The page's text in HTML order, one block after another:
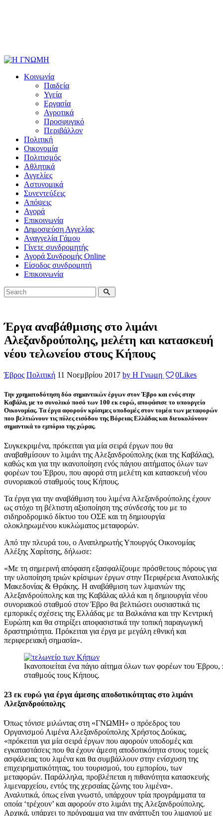
Κοινωνία
Παιδεία
Υγεία
Εργασία
Αγροτικά
Προσφυγικό
Περιβάλλον
Πολιτική
Οικονομία
Πολιτισμός
Αθλητικά
Αγγελίες
Αστυνομικά
Συνεντεύξεις
Απόψεις
Αγορά
Επικοινωνία
Δημοσιεύση Αγγελίας
Αναγγελία Γάμου
Γίνετε συνδρομητής
Αγορά Συνδρομής Online
Είσοδος συνδρομητή
Επικοινωνία
Έργα αναβάθμισης στο λιμάνι
Αλεξανδρούπολης, μελέτη και κατασκευή
νέου τελωνείου στους Κήπους
Έβρος Πολιτική 11 Νοεμβρίου 2017 by Η Γνωμη 0Likes
Την χρηματοδότηση δύο σημαντικών έργων στον Έβρο και ενός στην
Καβάλα, με το συνολικό ποσό των 100 εκ ευρώ, αποφάσισε το υπουργείο
Οικονομίας. Τα έργα αφορούν κρίσιμες υποδομές στον τομέα των μεταφορών
που βελτιώνουν τις πύλες εισόδου της Βόρειας Ελλάδας και διευκολύνουν
σημαντικά το εμπόριο της χώρας.
Συγκεκριμένα, πρόκειται για μία σειρά έργων που θα
αναβαθμίσουν το λιμάνι της Αλεξανδρούπολης (και της Καβάλας),
καθώς και για την ικανοποίηση ενός πάγιου αιτήματος όλων των
φορέων του Έβρου, που αφορά στη μελέτη και κατασκευή νέου
συνοριακού σταθμούς τους Κήπους.
Τα έργα για την αναβάθμιση του λιμένα Αλεξανδρούπολης έχουν
ως στόχο τη βέλτιστη αξιοποίηση της σύνδεσής του με το
σιδηροδρομικό δίκτυο του ΟΣΕ και τη δημιουργία
ολοκληρωμένου κυκλώματος μεταφορών.
Από την πλευρά του, ο Αναπληρωτής Υπουργός Οικονομίας
Αλέξης Χαρίτσης, δήλωσε:
«Με τη σημερινή απόφαση εξασφαλίζουμε πρόσθετους πόρους για
την υλοποίηση τριών κρίσιμων έργων στην Περιφέρεια Ανατολικής
Μακεδονίας & Θράκης. Η αναβάθμιση των λιμανιών της
Αλεξανδρούπολης και της Καβάλας αλλά και η δημιουργία νέου
συνοριακού σταθμού στον Έβρο θα βελτιώσει ουσιαστικά τις
εμπορικές σχέσεις της Ελλάδας με τα Βαλκάνια και την Κεντρική
Ευρώπη και θα στηρίξει αποφασιστικά την τοπική παραγωγική
δραστηριότητα. Πρόκειται για έργα με μεγάλη εθνική και
περιφερειακή σημασία».
Ικανοποιείται ένα πάγιο αίτημα όλων των φορέων του
σταθμούς τους Κήπους.
23 εκ ευρώ για έργα άμεσης αποδοτικότητας στο λιμάνι
Αλεξανδρούπολης
Όπως τόνισε μιλώντας στη «ΓΝΩΜΗ» ο πρόεδρος του
Οργανισμού Λιμένα Αλεξανδρούπολης Χρήστος Δούκας,
«πρόκειται για μία σειρά έργων που αφορούν υποδομές και
εγκαταστάσεις που θα έχουν άμεση αποδοτικότητα στους τομείς
ασφάλειας του λιμένα και θα συμβάλλουν στην ενίσχυση της
επιχειρηματικότητας, του τουρισμού, του εμπορίου, των
μεταφορών. Παράλληλα, προβλέπεται η πιθανότητα κατασκευής
λιμεναρχείου, εντός της χερσαίας ζώνης του λιμένα».
Αναλυτικά, όπως είναι γνωστό, υπάρχουν τρία προγράμματα τα
οποία ‘τρέχουν’ και αφορούν στο λιμάνι της Αλεξανδρούπολης.
Αρχικά, υπάρχει το πρόγραμμα για την ανάπτυξη του λιμανιού με